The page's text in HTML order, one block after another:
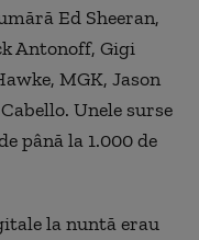
Ed Sheeran,
Antonoff, Gigi
MGK, Jason
Unele surse
până la 1.000 de
la nuntă erau